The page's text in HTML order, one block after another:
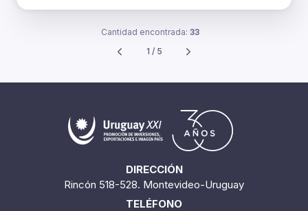
Cantidad encontrada: 33
1 / 5
DIRECCIÓN
Rincón 518-528. Montevideo-Uruguay
TELÉFONO